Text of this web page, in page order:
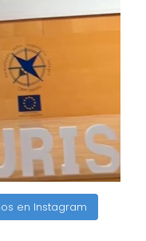
en Instagram